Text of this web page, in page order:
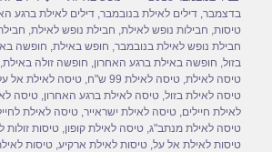
e
b
o
o
k
o
d
o
n
e
בתאריך
בדצמבר,דילים לאילת בנובמבר,דילים לאילת ברגע
טיסות, חבילות נופש לאילת, חבילת נופש לאילת,
חבילת נופש לאילת בנובמבר, חופש באילת, חופשה
בזול, חופשה באילת ברגע האחרון, חופשה זולה באילת
טיסה לאילת,טיסה לאילת 99 ש"ח ,טיסה לאילת אל
טיסה לאילת בזול,טיסה לאילת ברגע האחרון,טיסה
לאילת חיילים,טיסה לאילת ישראייר,טיסה לאילת
טיסה לאילת מנתב"ג,טיסה לאילת קופון,טיסות זולות
טיסות לאילת אל על,טיסות לאילת ארקיע,טיסות לאילת ב